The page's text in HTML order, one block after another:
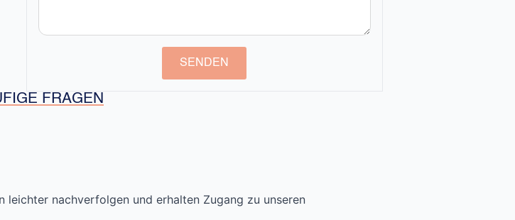
SENDEN
FRAGEN
leichter nachverfolgen und erhalten Zugang zu unseren